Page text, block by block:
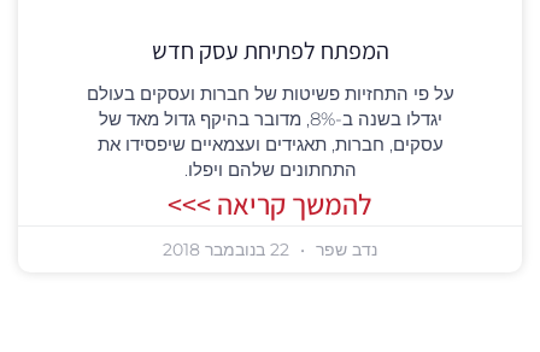
המפתח לפתיחת עסק חדש
על פי התחזיות פשיטות של חברות ועסקים בעולם
יגדלו בשנה ב-8%, מדובר בהיקף גדול מאד של
עסקים, חברות, תאגידים ועצמאיים שיפסידו את
התחתונים שלהם ויפלו.
להמשך קריאה >>>
נדב שפר